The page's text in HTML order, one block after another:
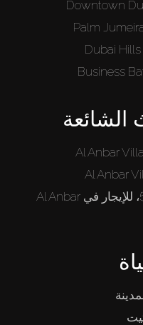
الشائعة
عقار (فلل)، عدد غرف النوم: 5، للإيجار في Al Anbar